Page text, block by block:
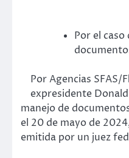
Por el
Por Agencias SFAS/
expresidente
manejo de
el 20 de mayo de
emitida por un juez